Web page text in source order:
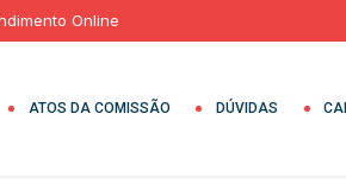
Online
ATOS DA COMISSÃO DÚVIDAS